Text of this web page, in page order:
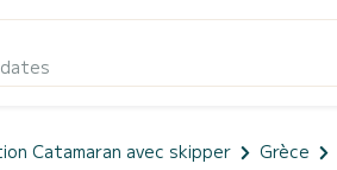
Catamaran avec skipper Grèce